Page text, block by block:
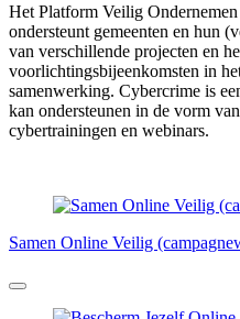
Het Platform Veilig
ondersteunt gemeenten en hun
van verschillende projecten en
voorlichtingsbijeenkomsten in
samenwerking. Cybercrime is
kan ondersteunen in de vorm
cybertrainingen en webinars.
Samen Online Veilig